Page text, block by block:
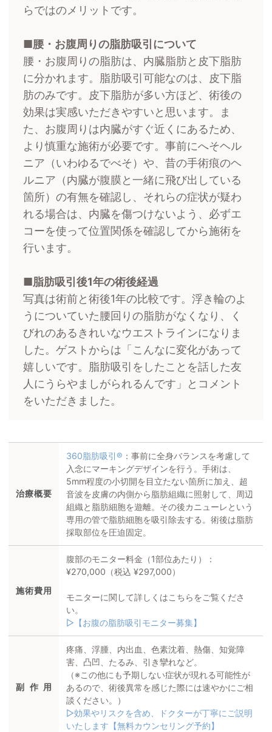
らではのメリットです。
腰・お腹周りの脂肪吸引について
腰・お腹周りの脂肪は、内臓脂肪と皮下脂肪
に分かれます。脂肪吸引可能なのは、皮下脂
肪のみです。皮下脂肪が多い方ほど、術後の
効果は実感いただきやすいと思います。ま
た、お腹周りは内臓がすぐ近くにあるため、
より慎重な施術が必要です。事前にへそヘル
ニア（いわゆるでべそ）や、昔の手術痕のヘ
ルニア（内臓が腹膜と一緒に飛び出している
箇所）の有無を確認し、それらの症状が疑わ
れる場合は、内臓を傷つけないよう、必ずエ
コーを使って位置関係を確認してから施術を
行います。
脂肪吸引後1年の術後経過
写真は術前と術後1年の比較です。浮き輪のよ
うについていた腰回りの脂肪がなくなり、く
びれのあるきれいなウエストラインになりま
した。ゲストからは「こんなに変化があって
嬉しいです。脂肪吸引をしたことを話した友
人にうらやましがられるんです」とコメント
をいただきました。
治療概要
360脂肪吸引® ：事前に全身バランスを考慮して
入念にマーキングデザインを行う。手術は、
5mm程度の小切開を目立たない箇所に加え、超
音波を皮膚の内側から脂肪組織に照射して、周辺
組織と脂肪細胞を遊離。その後カニューレという
専用の管で脂肪細胞を吸引除去する。術後は脂肪
採取部位を圧迫固定。
施術費用
腹部のモニター料金（1部位あたり）：
¥270,000（税込 ¥297,000）
モニターに関して詳しくはこちらをご覧くださ
い。
▷【お腹の脂肪吸引モニター募集】
副作用
疼痛、浮腫、内出血、色素沈着、熱傷、知覚障
害、凸凹、たるみ、引き攣れなど。
（※この他にも予期しない症状が現れる可能性が
あるので、術後異常を感じた際には速やかにご相
談ください。）
▷効果やリスクを含め、ドクターが丁寧にご説明
いたします【無料カウンセリング予約】